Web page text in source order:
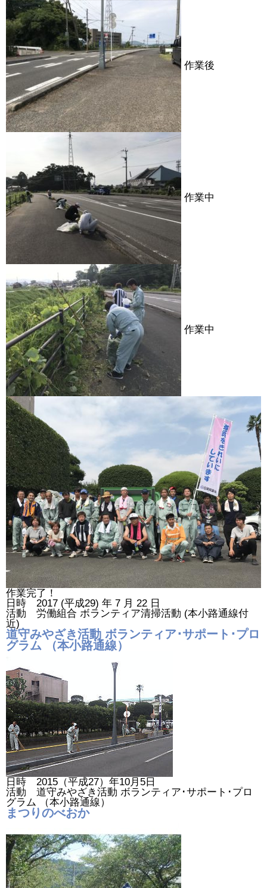
作業後
作業中
作業中
作業完了！
日時 2017 (平成29) 年 7 月 22 日
活動 労働組合 ボランティア清掃活動 (本小路通線付
近)
道守みやざき活動 ボランティア･サポート･プロ
グラム （本小路通線）
日時 2015（平成27）年10月5日
活動 道守みやざき活動 ボランティア･サポート･プロ
グラム （本小路通線）
まつりのべおか